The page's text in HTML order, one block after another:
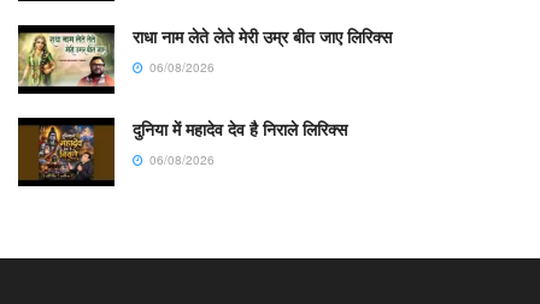
राधा नाम लेते लेते मेरी उम्र बीत जाए लिरिक्स
06/08/2026
दुनिया में महादेव देव है निराले लिरिक्स
06/08/2026